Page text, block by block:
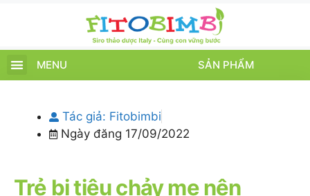
MENU SẢN PHẨM
Tác giả: Fitobimbi
Ngày đăng 17/09/2022
Trẻ bị tiêu chảy mẹ nên